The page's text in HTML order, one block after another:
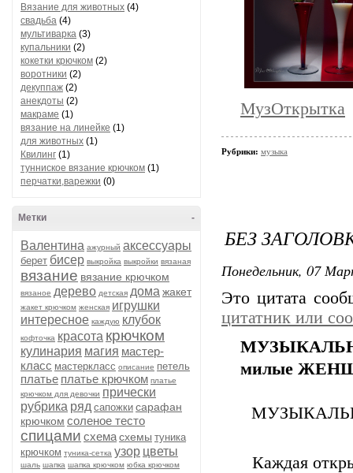
Вязание для животных (4)
свадьба (4)
мультиварка (3)
купальники (2)
кокетки крючком (2)
воротники (2)
декуппаж (2)
анекдоты (2)
макраме (1)
вязание на линейке (1)
для животных (1)
Квилинг (1)
тунниское вязание крючком (1)
перчатки,варежки (0)
-
Метки
Валентина ажурный аксессуары
берет бисер выкройка выкройки вязаная
вязание вязание крючком
вязаное дерево детская дома жакет
жакет крючком женская игрушки
интересное каждую клубок
кофточка красота крючком
кулинария магия мастер-
класс мастеркласс описание петель
платье платье крючком платье
крючком для девочки прически
рубрика ряд сапожки сарафан
крючком соленое тесто
спицами схемасхемы туника
крючком туника-сетка узор цветы
шаль шапка шапка крючком юбка крючком
МузОткрытка
Рубрики: музыка
БЕЗ
Понедельник, 07
Это цитата
цитатник или
милые
Каждая